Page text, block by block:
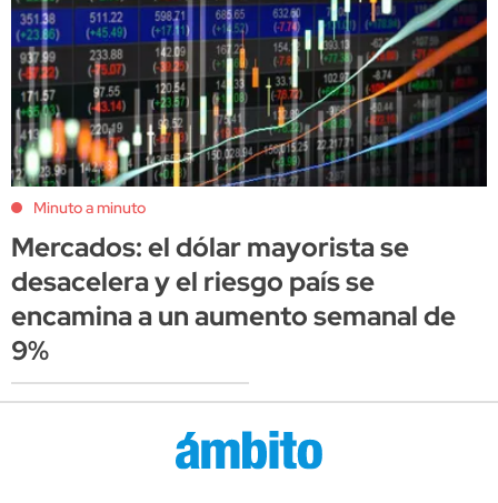
Minuto a minuto
Mercados: el dólar mayorista se
desacelera y el riesgo país se
encamina a un aumento semanal de
9%